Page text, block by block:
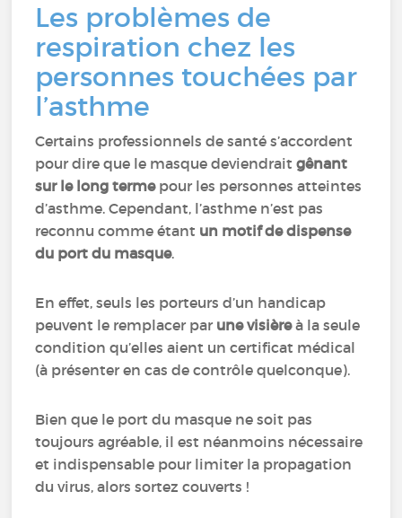
Les problèmes de
respiration chez les
personnes touchées par
l’asthme
Certains professionnels de santé s’accordent
pour dire que le masque deviendraitgênant
sur le long termepour les personnes atteintes
d’asthme. Cependant, l’asthme n’est pas
reconnu comme étant un motif de dispense
du port du masque.
En effet, seuls les porteurs d’un handicap
peuvent le remplacer par une visièreà la seule
condition qu’elles aient un certificat médical
(à présenter en cas de contrôle quelconque).
Bien que le port du masque ne soit pas
toujours agréable, il est néanmoins nécessaire
et indispensable pour limiter la propagation
du virus, alors sortez couverts !